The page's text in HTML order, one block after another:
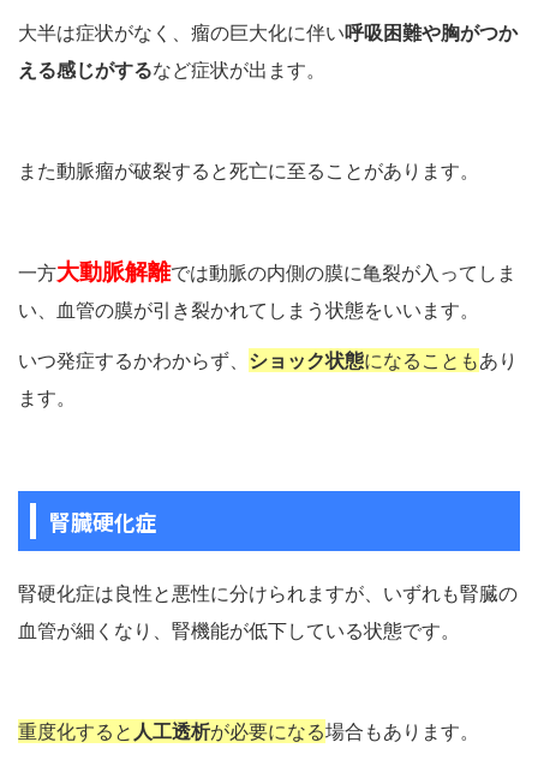
大半は症状がなく、瘤の巨大化に伴い呼吸困難や胸がつか
える感じがするなど症状が出ます。
また動脈瘤が破裂すると死亡に至ることがあります。
一方大動脈解離では動脈の内側の膜に亀裂が入ってしま
い、血管の膜が引き裂かれてしまう状態をいいます。
いつ発症するかわからず、 ショック状態になることもあり
ます。
腎臓硬化症
腎硬化症は良性と悪性に分けられますが、いずれも腎臓の
血管が細くなり、腎機能が低下している状態です。
重度化すると 人工透析が必要になる場合もあります。